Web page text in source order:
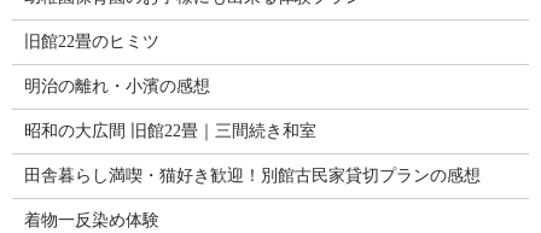
旧館22畳のヒミツ
明治の離れ・小濱の感想
昭和の大広間 旧館22畳｜三間続き和室
田舎暮らし満喫・猫好き歓迎！別館古民家貸切プランの感想
着物一反染め体験